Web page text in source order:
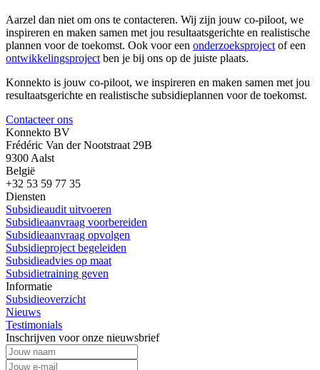
Aarzel dan niet om ons te contacteren. Wij zijn jouw co-piloot, we
inspireren en maken samen met jou resultaatsgerichte en realistische
plannen voor de toekomst. Ook voor een onderzoeksproject of een
ontwikkelingsproject ben je bij ons op de juiste plaats.
Konnekto is jouw co-piloot, we inspireren en maken samen met jou
resultaatsgerichte en realistische subsidieplannen voor de toekomst.
Contacteer ons
Konnekto BV
Frédéric Van der Nootstraat 29B
9300 Aalst
België
+32 53 59 77 35
Diensten
Subsidieaudit uitvoeren
Subsidieaanvraag voorbereiden
Subsidieaanvraag opvolgen
Subsidieproject begeleiden
Subsidieadvies op maat
Subsidietraining geven
Informatie
Subsidieoverzicht
Nieuws
Testimonials
Inschrijven voor onze nieuwsbrief